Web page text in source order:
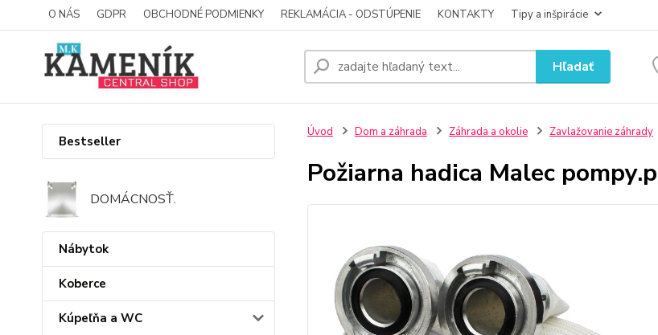
O NÁS GDPR OBCHODNÉ PODMIENKY REKLAMÁCIA - ODSTÚPENIE KONTAKTY Tipy a inšpirácie
Hľadať
Bestseller
DOMÁCNOSŤ.
Nábytok
Koberce
Kúpeľňa a WC
Úvod Dom a záhrada Záhrada a okolie Zavlažovanie záhrady
Požiarna hadica Malec